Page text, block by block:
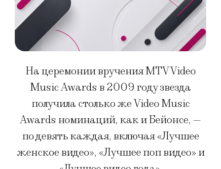
На церемонии вручения MTV Video
Music Awards в 2009 году звезда
получила столько же Video Music
Awards номинаций, как и Бейонсе, —
по девять каждая, включая «Лучшее
женское видео», «Лучшее поп видео» и